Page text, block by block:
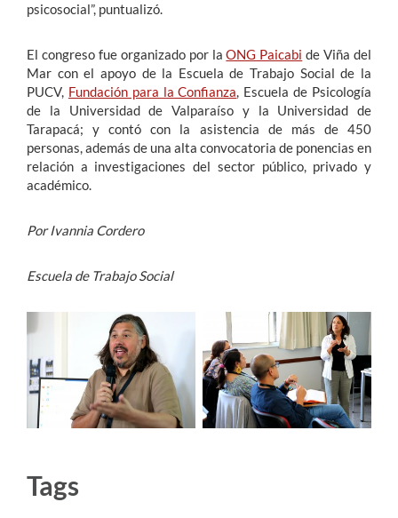
psicosocial”, puntualizó.
El congreso fue organizado por laONG Paicabi de Viña del
Mar con el apoyo de la Escuela de Trabajo Social de la
PUCV, Fundación para la Confianza, Escuela de Psicología
de la Universidad de Valparaíso y la Universidad de
Tarapacá; y contó con la asistencia de más de 450
personas, además de una alta convocatoria de ponencias en
relación a investigaciones del sector público, privado y
académico.
Por Ivannia Cordero
Escuela de Trabajo Social
Tags